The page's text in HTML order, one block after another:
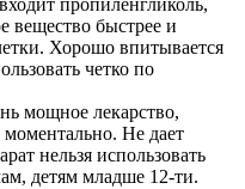
пропиленгликоль,
вещество быстрее и
Хорошо впитывается
четко по
мощное лекарство,
моментально. Не дает
нельзя использовать
детям младше 12-ти.